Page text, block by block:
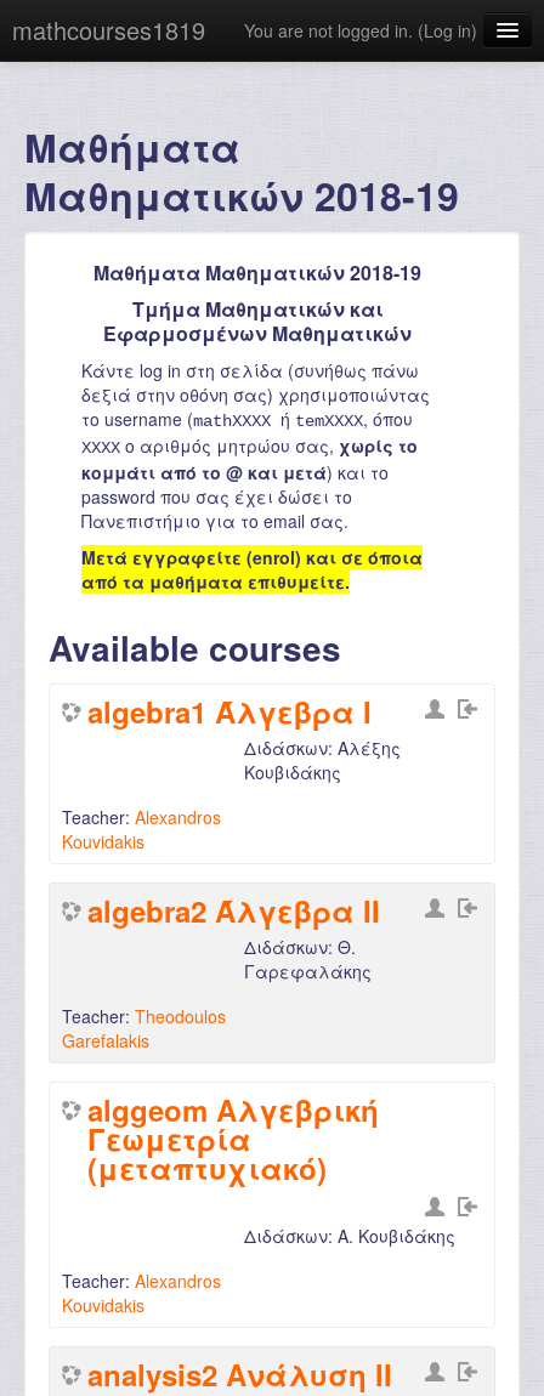
mathcourses1819 You are not logged in. (Log in)
Μαθήματα
Μαθηματικών 2018-19
Μαθήματα Μαθηματικών 2018-19
Τμήμα Μαθηματικών και
Εφαρμοσμένων Μαθηματικών
Κάντε log in στη σελίδα (συνήθως πάνω
δεξιά στην οθόνη σας) χρησιμοποιώντας
το username (mathXXXXή temXXXX, όπου
XXXXο αριθμός μητρώου σας, χωρίς το
κομμάτι από το @ και μετά) και το
password που σας έχει δώσει το
Πανεπιστήμιο για το email σας.
Μετά εγγραφείτε (enrol) και σε όποια
από τα μαθήματα επιθυμείτε.
Available courses
algebra1 Άλγεβρα Ι
Διδάσκων: Αλέξης
Κουβιδάκης
Teacher: Alexandros
Kouvidakis
algebra2 Άλγεβρα ΙΙ
Διδάσκων: Θ.
Γαρεφαλάκης
Teacher: Theodoulos
Garefalakis
alggeom Αλγεβρική
Γεωμετρία
(μεταπτυχιακό)
Διδάσκων: Α. Κουβιδάκης
Teacher: Alexandros
Kouvidakis
analysis2 Ανάλυση ΙΙ